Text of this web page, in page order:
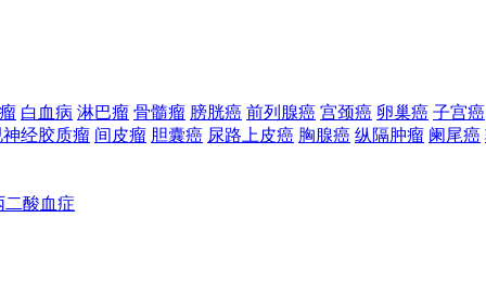
白血病 淋巴瘤 骨髓瘤 膀胱癌 前列腺癌 宫颈癌 卵巢癌 子宫癌
神经胶质瘤 间皮瘤 胆囊癌 尿路上皮癌 胸腺癌 纵隔肿瘤 阑尾癌
二酸血症